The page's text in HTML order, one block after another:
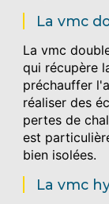
La vmc
La vmc
qui récupère
préchauffer
réaliser des
pertes de
est
bien isolées.
La vmc